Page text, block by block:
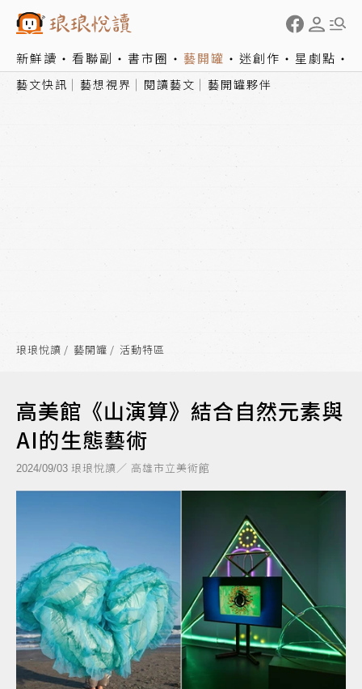
新鮮讀 看聯副 書市圈 藝開罐 迷創作 星劇點
藝文快訊 藝想視界 閱讀藝文 藝開罐夥伴
琅琅悅讀 藝開罐 活動特區
高美館《山演算》結合自然元素與
AI的生態藝術
2024/09/03 琅琅悅讀／ 高雄市立美術館